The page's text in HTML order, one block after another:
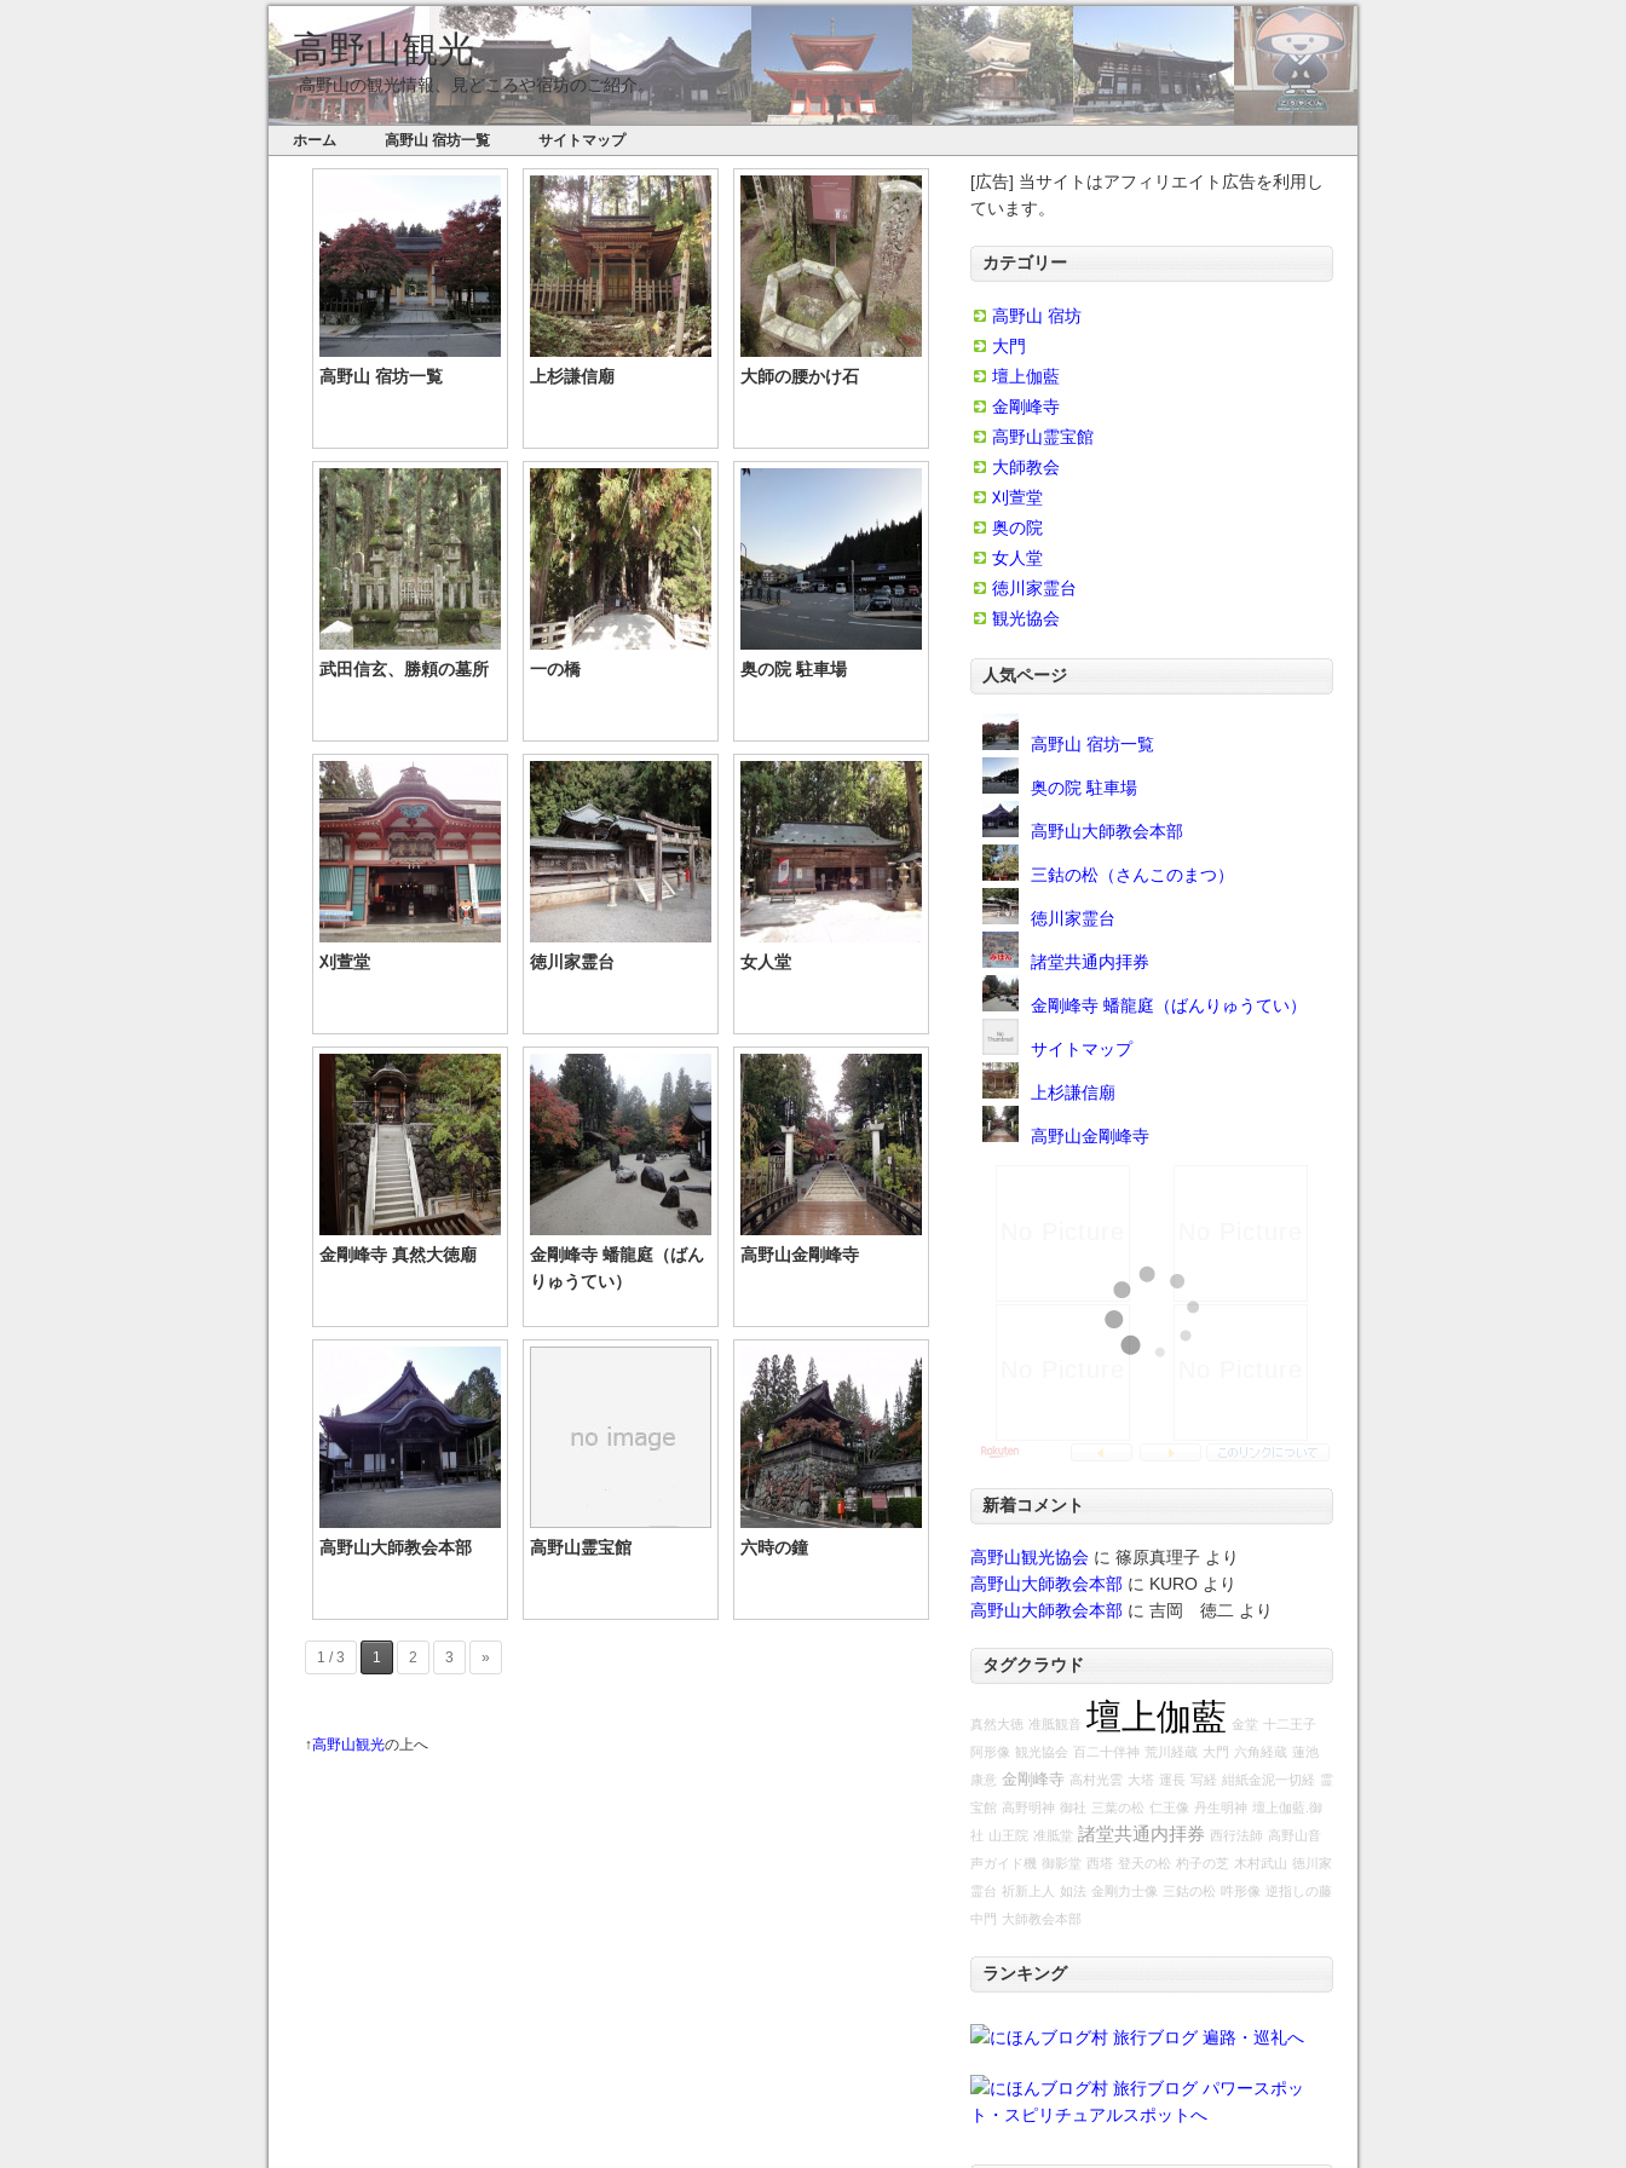
高野山観光
高野山の観光情報、見どころや宿坊のご紹介。
ホーム 高野山 宿坊一覧 サイトマップ
高野山 宿坊一覧 上杉謙信廟 大師の腰かけ石
武田信玄、勝頼の墓所 一の橋 奥の院 駐車場
刈萱堂 徳川家霊台 女人堂
金剛峰寺 真然大徳廟
金剛峰寺 蟠龍庭（ばん
りゅうてい）
高野山金剛峰寺
高野山大師教会本部 高野山霊宝館 六時の鐘
1 / 3 1 2 3 »
↑高野山観光の上へ
[広告] 当サイトはアフィリエイト広告を利用し
ています。
カテゴリー
高野山 宿坊
大門
壇上伽藍
金剛峰寺
高野山霊宝館
大師教会
刈萱堂
奥の院
女人堂
徳川家霊台
観光協会
人気ページ
高野山 宿坊一覧
奥の院 駐車場
高野山大師教会本部
三鈷の松（さんこのまつ）
徳川家霊台
諸堂共通内拝券
金剛峰寺 蟠龍庭（ばんりゅうてい）
サイトマップ
上杉謙信廟
高野山金剛峰寺
新着コメント
高野山観光協会 に 篠原真理子 より
高野山大師教会本部 に KURO より
高野山大師教会本部 に 吉岡 徳二 より
タグクラウド
真然大徳 准胝観音 壇上伽藍 金堂 十二王子
阿形像 観光協会 百二十伴神 荒川経蔵 大門 六角経蔵 蓮池
康意 金剛峰寺 高村光雲 大塔 運長 写経 紺紙金泥一切経 霊
宝館 高野明神 御社 三葉の松 仁王像 丹生明神
壇上伽藍.御
社
山王院 准胝堂 諸堂共通内拝券 西行法師 高野山音
声ガイド機 御影堂 西塔 登天の松 杓子の芝 木村武山 徳川家
霊台 祈新上人 如法 金剛力士像 三鈷の松 吽形像 逆指しの藤
中門 大師教会本部
ランキング